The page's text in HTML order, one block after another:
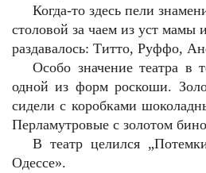
Когда-то здесь пели
столовой за чаем из уст мамы
раздавалось: Титто, Руффо,
Особо значение театра в
одной из форм роскоши.
сидели с коробками
Перламутровые с золотом
В театр целился
Одессе».